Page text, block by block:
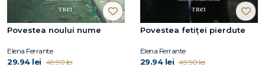
Povestea noului nume
Elena Ferrante
29.94 lei 49.90 lei
Povestea fetiței pierdute
Elena Ferrante
29.94 lei 49.90 lei